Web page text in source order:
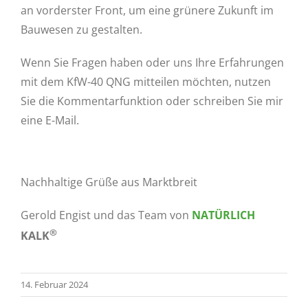
an vorderster Front, um eine grünere Zukunft im
Bauwesen zu gestalten.
Wenn Sie Fragen haben oder uns Ihre Erfahrungen
mit dem KfW-40 QNG mitteilen möchten, nutzen
Sie die Kommentarfunktion oder schreiben Sie mir
eine E-Mail.
Nachhaltige Grüße aus Marktbreit
Gerold Engist und das Team von NATÜRLICH
KALK®
14. Februar 2024